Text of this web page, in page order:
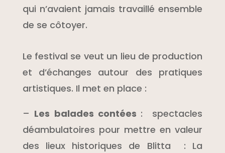
qui n’avaient jamais travaillé ensemble
de se côtoyer.
Le festival se veut un lieu de production
et d’échanges autour des pratiques
artistiques. Il met en place :
– Les balades contées :
spectacles
déambulatoires pour mettre en valeur
des lieux historiques de Blitta
: La